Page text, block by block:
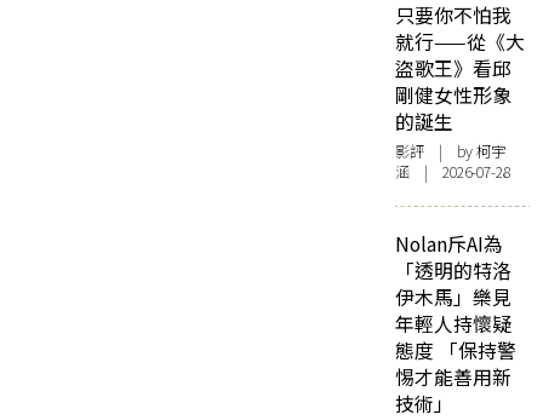
只要你不怕我
就行——從《大
盜歌王》看邱
剛健女性形象
的誕生
影評 | by 柯宇
涵 | 2026-07-28
Nolan斥AI為
「透明的特洛
伊木馬」樂見
年輕人持懷疑
態度 「保持警
惕才能善用新
技術」